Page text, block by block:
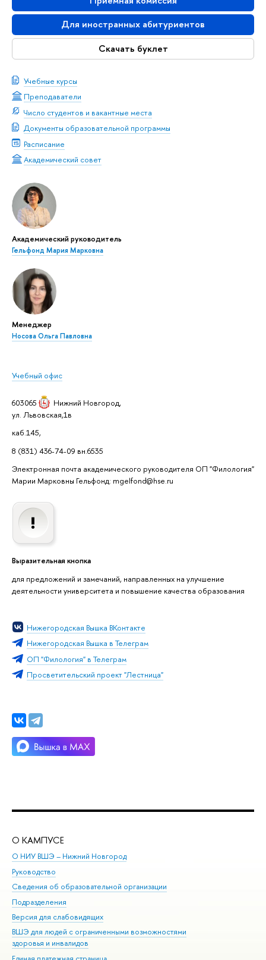
Для иностранных абитуриентов
Скачать буклет
Учебные курсы
Преподаватели
Число студентов и вакантные места
Документы образовательной программы
Расписание
Академический совет
Академический руководитель
Гельфонд Мария Марковна
Менеджер
Носова Ольга Павловна
Учебный офис
603065 Нижний Новгород,
ул. Львовская,1в
каб.145,
8 (831) 436-74-09 вн.6535
Электронная почта академического руководителя ОП "Филология"
Марии Марковны Гельфонд: mgelfond@hse.ru
Выразительная кнопка
для предложений и замечаний, направленных на улучшение
деятельности университета и повышение качества образования
Нижегородская Вышка ВКонтакте
Нижегородская Вышка в Телеграм
ОП "Филология" в Телеграм
Просветительский проект "Лестница"
О КАМПУСЕ
О НИУ ВШЭ – Нижний Новгород
Руководство
Сведения об образовательной организации
Подразделения
Версия для слабовидящих
ВШЭ для людей с ограниченными возможностями
здоровья и инвалидов